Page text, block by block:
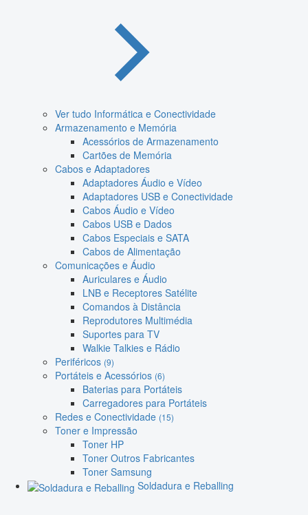
Ver tudo Informática e Conectividade
Armazenamento e Memória
Acessórios de Armazenamento
Cartões de Memória
Cabos e Adaptadores
Adaptadores Áudio e Vídeo
Adaptadores USB e Conectividade
Cabos Áudio e Vídeo
Cabos USB e Dados
Cabos Especiais e SATA
Cabos de Alimentação
Comunicações e Áudio
Auriculares e Áudio
LNB e Receptores Satélite
Comandos à Distância
Reprodutores Multimédia
Suportes para TV
Walkie Talkies e Rádio
Periféricos (9)
Portáteis e Acessórios (6)
Baterias para Portáteis
Carregadores para Portáteis
Redes e Conectividade (15)
Toner e Impressão
Toner HP
Toner Outros Fabricantes
Toner Samsung
Soldadura e Reballing